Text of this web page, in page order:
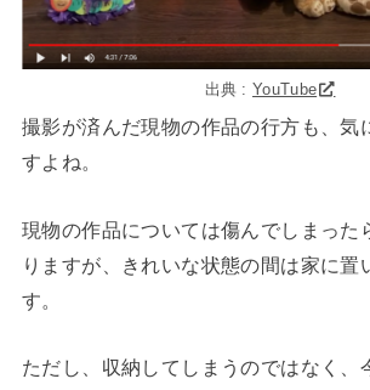
出典 :YouTube
撮影が済んだ現物の作品の行方も、気
すよね。
現物の作品については傷んでしまった
りますが、きれいな状態の間は家に置
す。
ただし、収納してしまうのではなく、